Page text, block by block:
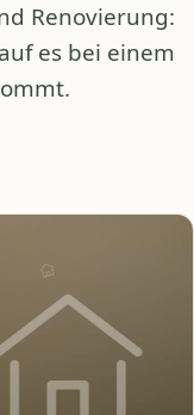
Renovierung:
es bei einem